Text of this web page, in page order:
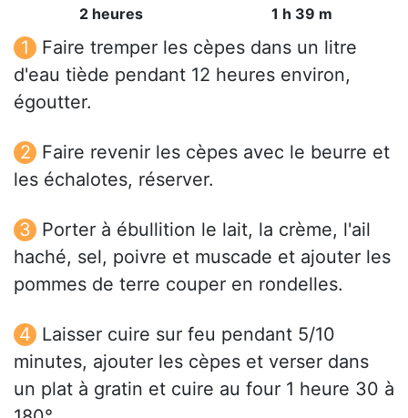
2 heures
1 h 39 m
Faire tremper les cèpes dans un litre
d'eau tiède pendant 12 heures environ,
égoutter.
Faire revenir les cèpes avec le beurre et
les échalotes, réserver.
Porter à ébullition le lait, la crème, l'ail
haché, sel, poivre et muscade et ajouter les
pommes de terre couper en rondelles.
Laisser cuire sur feu pendant 5/10
minutes, ajouter les cèpes et verser dans
un plat à gratin et cuire au four 1 heure 30 à